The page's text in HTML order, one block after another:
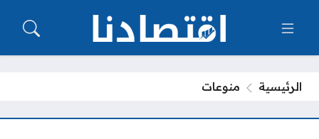
الرئيسية منوعات